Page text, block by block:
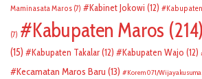
Maminasata Maros (7) Kabinet Jokowi (12)
(7) Kabupaten Maros (214)
(15)
Kabupaten Takalar(12) Kabupaten Wajo (12)
Kecamatan Maros Baru (13) Korem 071/Wijayakusuma